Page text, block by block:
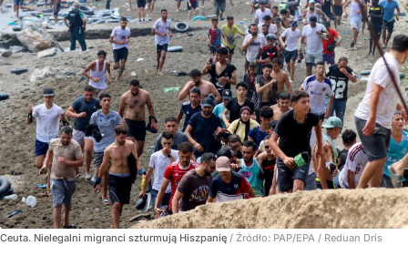
Ceuta. Nielegalni migranci szturmują Hiszpanię / Źródło: PAP/EPA / Reduan Dris